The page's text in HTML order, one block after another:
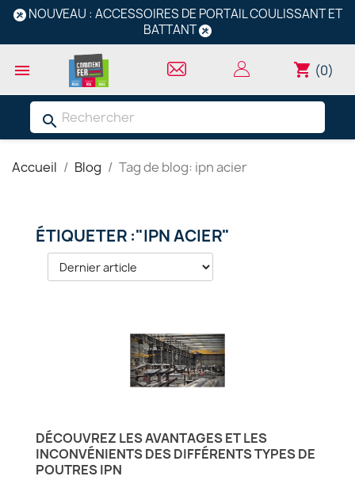
NOUVEAU : ACCESSOIRES DE PORTAIL COULISSANT ET
BATTANT
 shopping_cart (0)
search
Accueil Blog Tag de blog: ipn acier
ÉTIQUETER :"IPN ACIER"
DÉCOUVREZ LES AVANTAGES ET LES
INCONVÉNIENTS DES DIFFÉRENTS TYPES DE
POUTRES IPN